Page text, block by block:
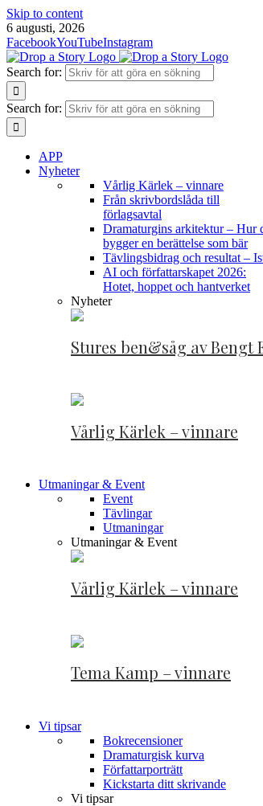
Skip to content
6 augusti, 2026
FacebookYouTubeInstagram
Search for:
Search for:
APP
Nyheter
Vårlig Kärlek – vinnare
Från skrivbordslåda till
förlagsavtal
Dramaturgins arkitektur – Hur
bygger en berättelse som bär
Tävlingsbidrag och resultat –
AI och författarskapet 2026:
Hotet, hoppet och hantverket
Nyheter
Stures ben&såg av Bengt
Vårlig Kärlek – vinnare
Utmaningar & Event
Event
Tävlingar
Utmaningar
Utmaningar & Event
Vårlig Kärlek – vinnare
Tema Kamp – vinnare
Vi tipsar
Bokrecensioner
Dramaturgisk kurva
Författarporträtt
Kickstarta ditt skrivande
Vi tipsar